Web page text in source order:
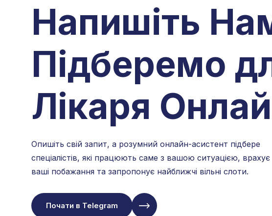
Напишіть
Підберемо
Лікаря
Опишіть свій запит, а розумний онлайн-асистент підбере
спеціалістів, які працюють саме з вашою ситуацією, врахує
ваші побажання та запропонує найближчі вільні слоти.
Почати в Telegram